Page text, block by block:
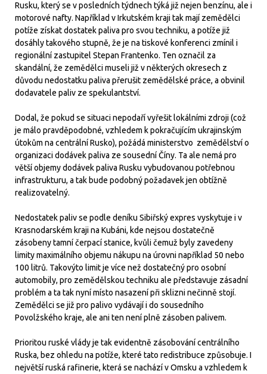
Rusku, který se v posledních týdnech týká již nejen benzínu, ale i
motorové nafty. Například v Irkutském kraji tak mají zemědělci
potíže získat dostatek paliva pro svou techniku, a potíže již
dosáhly takového stupně, že je na tiskové konferenci zmínil i
regionální zastupitel Stepan Frantenko. Ten označil za
skandální, že zemědělci museli již v některých okresech z
důvodu nedostatku paliva přerušit zemědělské práce, a obvinil
dodavatele paliv ze spekulantství.
Dodal, že pokud se situaci nepodaří vyřešit lokálními zdroji (což
je málo pravděpodobné, vzhledem k pokračujícím ukrajinským
útokům na centrální Rusko), požádá ministerstvo zemědělství o
organizaci dodávek paliva ze sousední Číny. Ta ale nemá pro
větší objemy dodávek paliva Rusku vybudovanou potřebnou
infrastrukturu, a tak bude podobný požadavek jen obtížně
realizovatelný.
Nedostatek paliv se podle deníku Sibiřský expres vyskytuje i v
Krasnodarském kraji na Kubáni, kde nejsou dostatečně
zásobeny tamní čerpací stanice, kvůli čemuž byly zavedeny
limity maximálního objemu nákupu na úrovni například 50 nebo
100 litrů. Takovýto limit je více než dostatečný pro osobní
automobily, pro zemědělskou techniku ale představuje zásadní
problém a ta tak nyní místo nasazení při sklizni nečinně stojí.
Zemědělci se již pro palivo vydávají i do sousedního
Povolžského kraje, ale ani ten není plně zásoben palivem.
Prioritou ruské vlády je tak evidentně zásobování centrálního
Ruska, bez ohledu na potíže, které tato redistribuce způsobuje. I
největší ruská rafinerie, která se nachází v Omsku a vzhledem k